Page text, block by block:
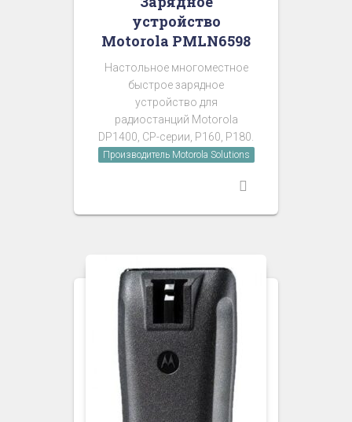
устройство
Motorola PMLN6598
Настольное многоместное
быстрое зарядное
устройство для
радиостанций Motorola
DP1400, CP-серии, P160, P180.
Производитель Motorola Solutions